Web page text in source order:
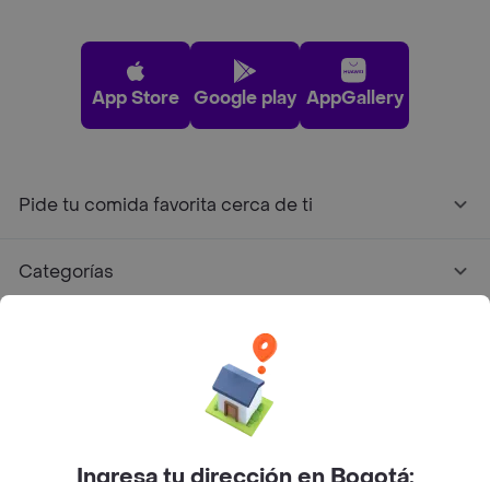
App Store Google play AppGallery
Pide tu comida favorita cerca de ti
Categorías
Facebook
Twitter
Instagram